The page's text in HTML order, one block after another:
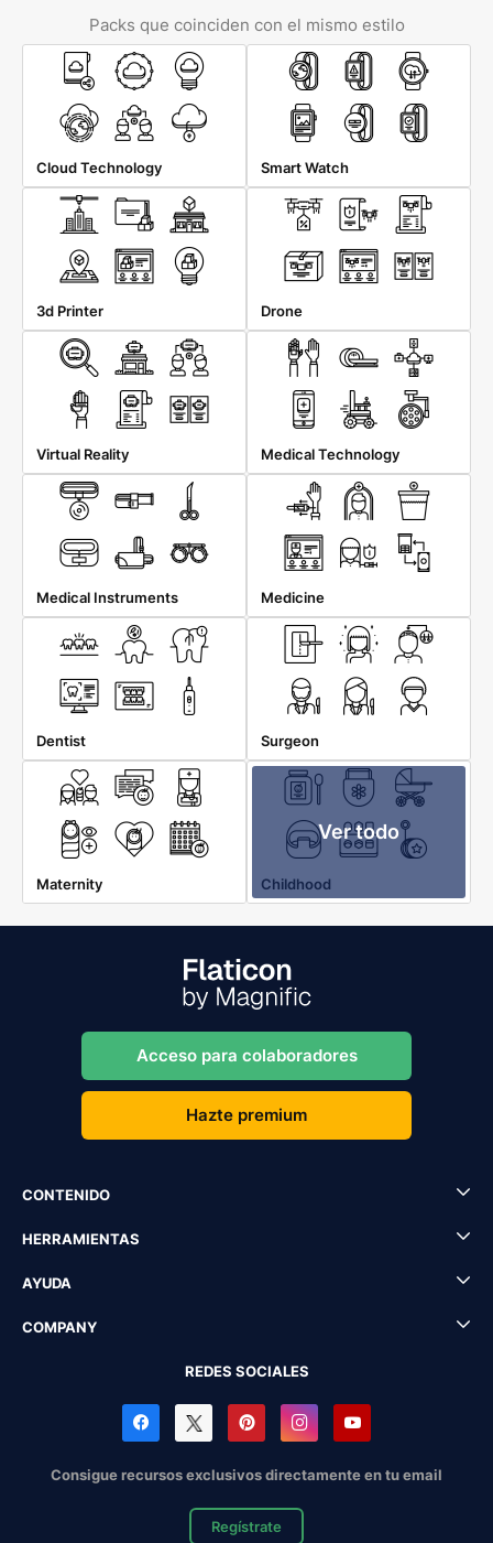
Packs que coinciden con el mismo estilo
Cloud Technology Smart Watch
3d Printer Drone
Virtual Reality Medical Technology
Medical Instruments Medicine
Dentist Surgeon
Maternity
Ver todo
Childhood
Acceso para colaboradores
Hazte premium
CONTENIDO
HERRAMIENTAS
AYUDA
COMPANY
REDES SOCIALES
Consigue recursos exclusivos directamente en tu email
Regístrate